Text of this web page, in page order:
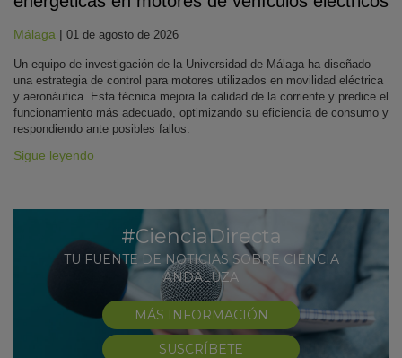
Málaga | 01 de agosto de 2026
Un equipo de investigación de la Universidad de Málaga ha diseñado
una estrategia de control para motores utilizados en movilidad eléctrica
y aeronáutica. Esta técnica mejora la calidad de la corriente y predice el
funcionamiento más adecuado, optimizando su eficiencia de consumo y
respondiendo ante posibles fallos.
Sigue leyendo
#CienciaDirecta
TU FUENTE DE NOTICIAS SOBRE CIENCIA
ANDALUZA
MÁS INFORMACIÓN
SUSCRÍBETE